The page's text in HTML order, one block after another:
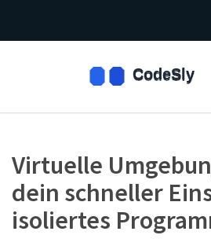
Virtuelle
dein schneller
isoliertes